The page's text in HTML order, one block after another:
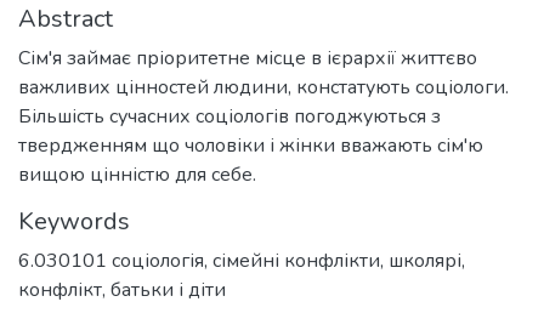
Abstract
Сім'я займає пріоритетне місце в ієрархії життєво
важливих цінностей людини, констатують соціологи.
Більшість сучасних соціологів погоджуються з
твердженням що чоловіки і жінки вважають сім'ю
вищою цінністю для себе.
Keywords
6.030101 соціологія, сімейні конфлікти, школярі,
конфлікт, батьки і діти